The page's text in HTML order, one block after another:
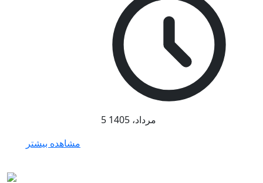
5 مرداد، 1405
مشاهده بیشتر